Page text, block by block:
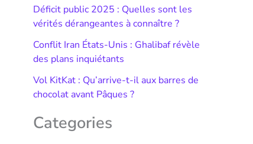
Déficit public 2025 : Quelles sont les
vérités dérangeantes à connaître ?
Conflit Iran États-Unis : Ghalibaf révèle
des plans inquiétants
Vol KitKat : Qu’arrive-t-il aux barres de
chocolat avant Pâques ?
Categories